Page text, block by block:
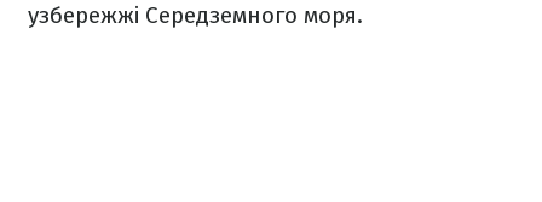
узбережжі Середземного моря.